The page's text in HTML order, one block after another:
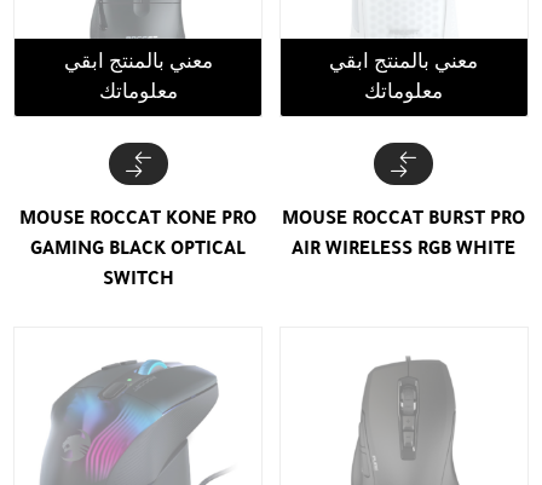
معني بالمنتج ابقي
معلوماتك
MOUSE ROCCAT BURST PRO
AIR WIRELESS RGB WHITE
معني بالمنتج ابقي
معلوماتك
MOUSE ROCCAT KONE PRO
GAMING BLACK OPTICAL
SWITCH